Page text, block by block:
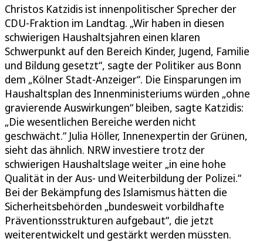
Christos Katzidis ist innenpolitischer Sprecher der
CDU-Fraktion im Landtag. „Wir haben in diesen
schwierigen Haushaltsjahren einen klaren
Schwerpunkt auf den Bereich Kinder, Jugend, Familie
und Bildung gesetzt“, sagte der Politiker aus Bonn
dem „Kölner Stadt-Anzeiger“. Die Einsparungen im
Haushaltsplan des Innenministeriums würden „ohne
gravierende Auswirkungen“ bleiben, sagte Katzidis:
„Die wesentlichen Bereiche werden nicht
geschwächt.“ Julia Höller, Innenexpertin der Grünen,
sieht das ähnlich. NRW investiere trotz der
schwierigen Haushaltslage weiter „in eine hohe
Qualität in der Aus- und Weiterbildung der Polizei.“
Bei der Bekämpfung des Islamismus hätten die
Sicherheitsbehörden „bundesweit vorbildhafte
Präventionsstrukturen aufgebaut“, die jetzt
weiterentwickelt und gestärkt werden müssten.